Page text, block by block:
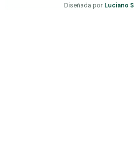
Diseñada por Luciano